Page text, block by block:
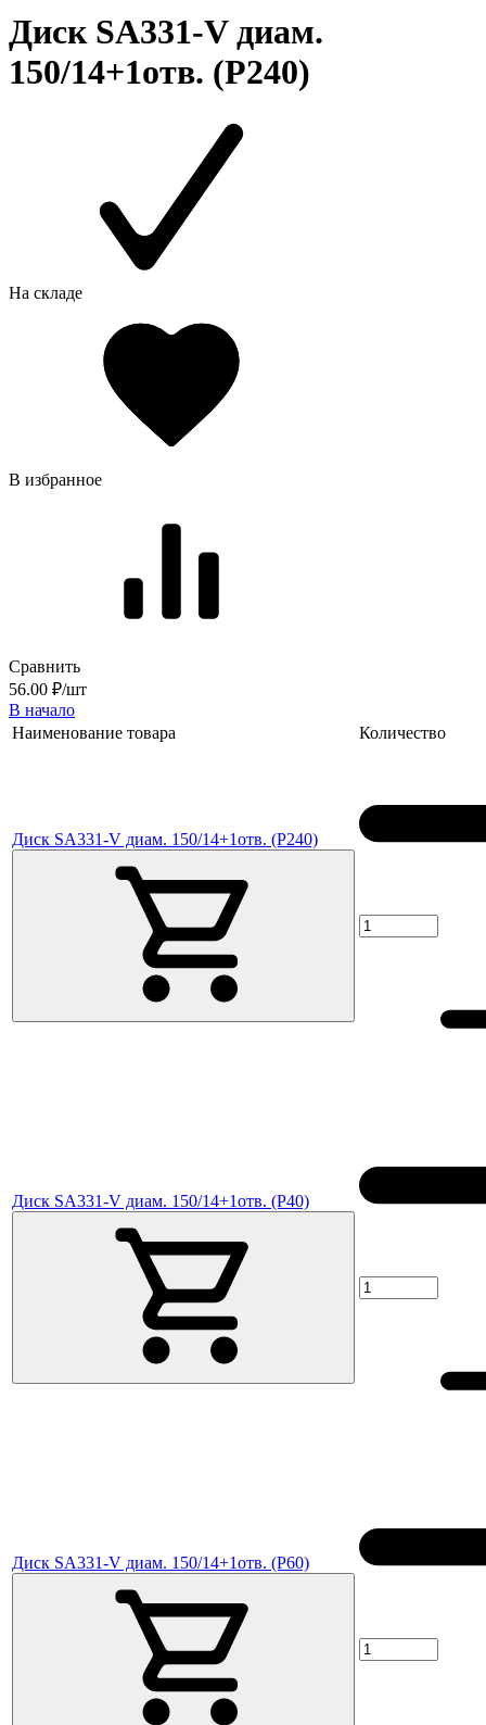
Диск SA331-V диам.
150/14+1отв. (P240)
На складе
В избранное
Сравнить
56.00 ₽/шт
В начало
Наименование товара
Количество
Диск SA331-V диам. 150/14+1отв. (P240)
Диск SA331-V диам. 150/14+1отв. (P40)
Диск SA331-V диам. 150/14+1отв. (P60)